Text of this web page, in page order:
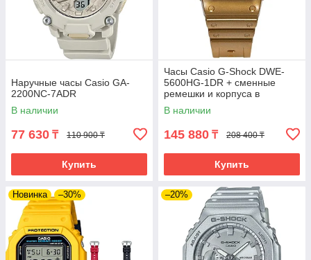
Наручные часы Casio GA-
2200NC-7ADR
В наличии
77 630 ₸ 110 900 ₸
Купить
Часы Casio G-Shock DWE-
5600HG-1DR + сменные
ремешки и корпуса в
комплекте. Лимитированная
серия.
В наличии
145 880 ₸ 208 400 ₸
Купить
Новинка –30% –20%